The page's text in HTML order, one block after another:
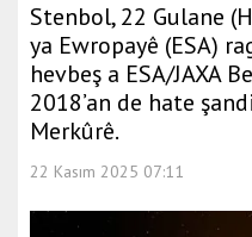
Stenbol, 22 Gulane
ya Ewropayê (ESA)
hevbeş a ESA/JAXA
2018’an de hate
Merkûrê.
22 Kasım 2025 07:11